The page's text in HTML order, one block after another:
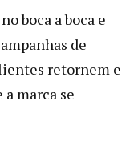
boca a boca e
de
retornem e
marca se